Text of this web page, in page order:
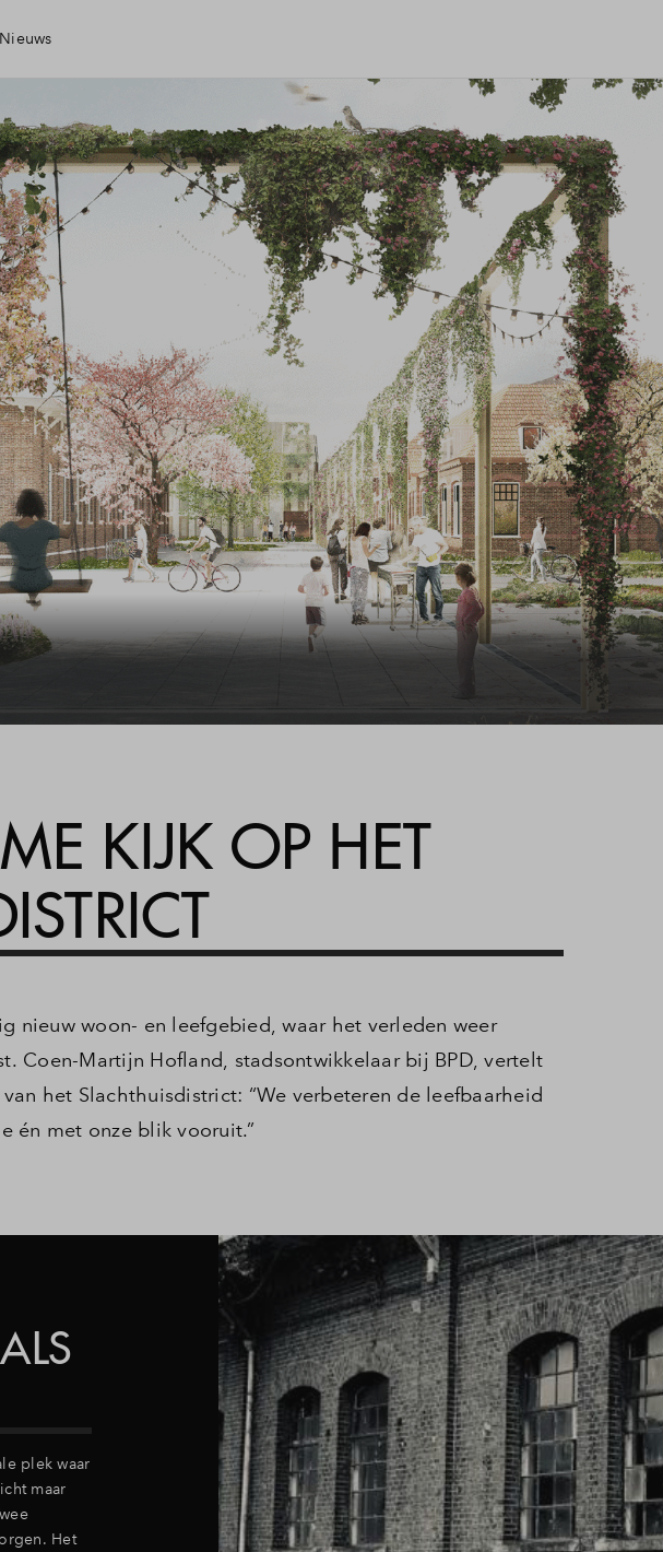
Nieuws
KIJK OP HET
nieuw woon- en leefgebied, waar het verleden weer
Coen-Martijn Hofland, stadsontwikkelaar bij BPD, vertelt
het Slachthuisdistrict: “We verbeteren de leefbaarheid
én met onze blik vooruit.”
plek waar
maar
Het